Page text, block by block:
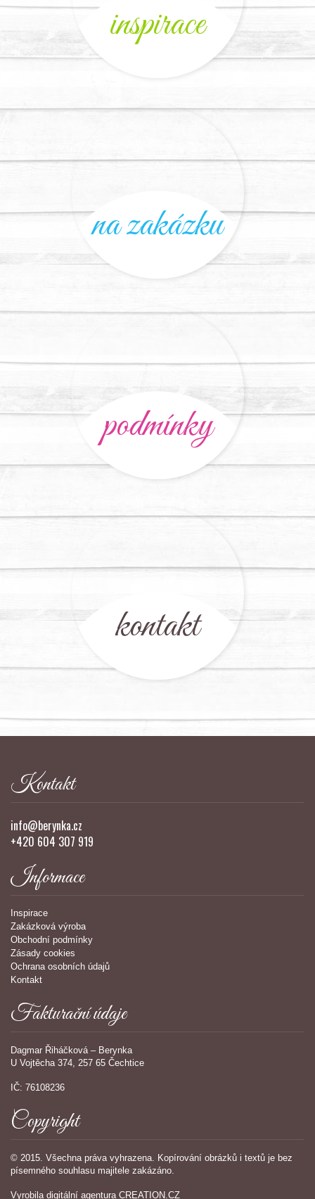
inspirace
na zakázku
podmínky
kontakt
Kontakt
info@berynka.cz
+420 604 307 919
Informace
Inspirace
Zakázková výroba
Obchodní podmínky
Zásady cookies
Ochrana osobních údajů
Kontakt
Fakturační údaje
Dagmar Řiháčková – Berynka
U Vojtěcha 374, 257 65 Čechtice
IČ: 76108236
Copyright
© 2015. Všechna práva vyhrazena. Kopírování obrázků i textů je bez
písemného souhlasu majitele zakázáno.
Vyrobila digitální agentura CREATION.CZ